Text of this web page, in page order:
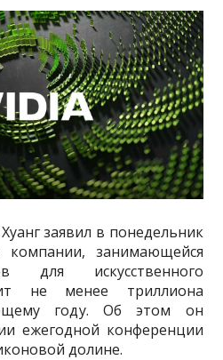
заявил в понедельник
занимающейся
для искусственного
не менее триллиона
году. Об этом он
ежегодной конференции
долине.